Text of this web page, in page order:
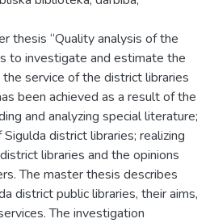
thesis “Quality analysis of the
to investigate and estimate the
service of the district libraries
been achieved as a result of the
and analyzing special literature;
district libraries; realizing
libraries and the opinions
The master thesis describes
district public libraries, their aims,
The investigation